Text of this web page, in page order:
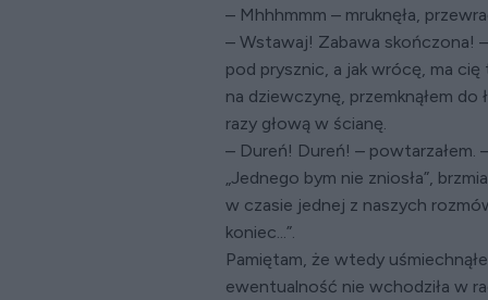
– Mhhhmmm – mruknęła,
– Wstawaj! Zabawa skończona!
pod prysznic, a jak wrócę, ma
na dziewczynę, przemknąłem do
razy głową w ścianę.
– Dureń! Dureń! – powtarzałem.
„Jednego bym nie zniosła”,
w czasie jednej z naszych
koniec...”.
Pamiętam, że wtedy
ewentualność nie wchodziła w